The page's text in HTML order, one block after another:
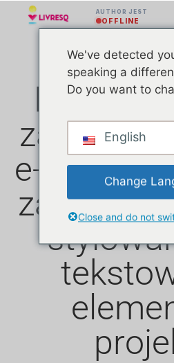
AUTHOR JEST
OFFLINE
e-
We've detected
speaking a
Do you want to
English
Change
Close and do not